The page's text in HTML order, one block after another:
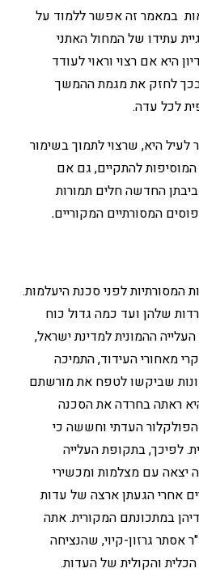
במאמר זה אפשר ללמוד על
עתידו של המחול האתני
היא אם רצוי וראוי לעודד
ובכך לחזק את מגמת ההמשך
לכל עדה.
היא, שרצוי לתמוך בשימור
להתקיים, גם אם
החדשה חלים תמורות
המסורתיים המקוריים.
המסורתיות לפני סכנת היעלמות.
שלהן ועד כמה גדול כוח
ההמונית למדינת ישראל,
מאחורי העידוד, התמיכה
שונות שביקשו לטפח את מורשתם
היא ראתה בחרדה את הסכנה
העדתי וחששה כי
לפיכך, בתקופת העלייה
יצאה עם מצלמות ומכשירי
אחרי הגעתן ארצה של עדות
במתכונתם המקורית. אתה
אסתר גרזון-קיוי, שהנציחה
והקולית של העדות.